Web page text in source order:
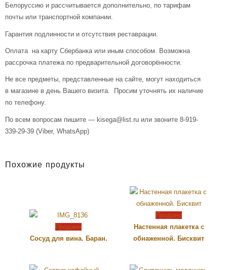
Белоруссию и рассчитывается дополнительно, по тарифам
почты или транспортной компании.
Гарантия подлинности и отсутствия реставрации.
Оплата на карту Сбербанка или иным способом. Возможна
рассрочка платежа по предварительной договорённости.
Не все предметы, представленные на сайте, могут находиться
в магазине в день Вашего визита. Просим уточнять их наличие
по телефону.
По всем вопросам пишите — kisega@list.ru или звоните 8-919-
339-29-39 (Viber, WhatsApp)
Похожие продукты
Продано
Сосуд для вина. Баран.
Продано
Настенная плакетка с
обнаженной. Бисквит